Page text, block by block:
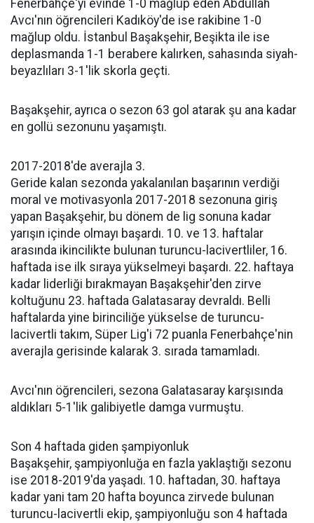
Fenerbahçe'yi evinde 1-0 mağlup eden Abdullah
Avcı'nın öğrencileri Kadıköy'de ise rakibine 1-0
mağlup oldu. İstanbul Başakşehir, Beşikta ile ise
deplasmanda 1-1 berabere kalırken, sahasında siyah-
beyazlıları 3-1'lik skorla geçti.
Başakşehir, ayrıca o sezon 63 gol atarak şu ana kadar
en gollü sezonunu yaşamıştı.
2017-2018'de averajla 3.
Geride kalan sezonda yakalanılan başarının verdiği
moral ve motivasyonla 2017-2018 sezonuna giriş
yapan Başakşehir, bu dönem de lig sonuna kadar
yarışın içinde olmayı başardı. 10. ve 13. haftalar
arasında ikincilikte bulunan turuncu-lacivertliler, 16.
haftada ise ilk sıraya yükselmeyi başardı. 22. haftaya
kadar liderliği bırakmayan Başakşehir'den zirve
koltuğunu 23. haftada Galatasaray devraldı. Belli
haftalarda yine birinciliğe yükselse de turuncu-
lacivertli takım, Süper Lig'i 72 puanla Fenerbahçe'nin
averajla gerisinde kalarak 3. sırada tamamladı.
Avcı'nın öğrencileri, sezona Galatasaray karşısında
aldıkları 5-1'lik galibiyetle damga vurmuştu.
Son 4 haftada giden şampiyonluk
Başakşehir, şampiyonluğa en fazla yaklaştığı sezonu
ise 2018-2019'da yaşadı. 10. haftadan, 30. haftaya
kadar yani tam 20 hafta boyunca zirvede bulunan
turuncu-lacivertli ekip, şampiyonluğu son 4 haftada